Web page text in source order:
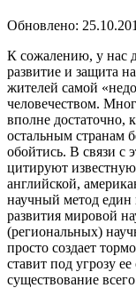
Обновлено:
К сожалению, у нас
развитие и защита
жителей самой
человечеством.
вполне достаточно,
остальным странам
обойтись. В связи с
цитируют
английской,
научный метод един
развития мировой
(региональных)
просто создает
ставит под угрозу
существование